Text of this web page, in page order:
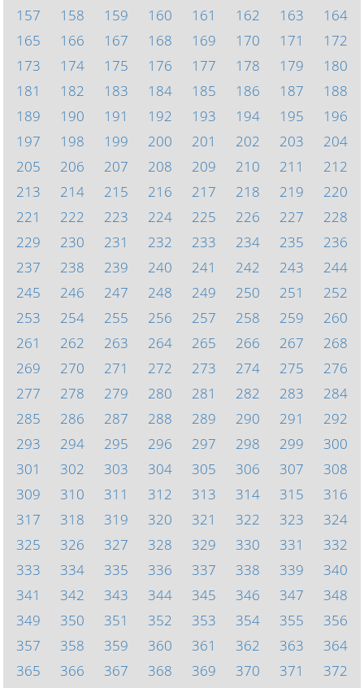
157
158 159 160 161 162 163
164
165
166 167 168 169 170 171
172
173
174 175 176 177 178 179
180
181
182 183 184 185 186 187
188
189
190 191 192 193 194 195
196
197
198 199 200 201 202 203
204
205
206 207 208 209 210 211
212
213
214 215 216 217 218 219
220
221
222 223 224 225 226 227
228
229
230 231 232 233 234 235
236
237
238 239 240 241 242 243
244
245
246 247 248 249 250 251
252
253
254 255 256 257 258 259
260
261
262 263 264 265 266 267
268
269
270 271 272 273 274 275
276
277
278 279 280 281 282 283
284
285
286 287 288 289 290 291
292
293
294 295 296 297 298 299
300
301
302 303 304 305 306 307
308
309
310 311 312 313 314 315
316
317
318 319 320 321 322 323
324
325
326 327 328 329 330 331
332
333
334 335 336 337 338 339
340
341
342 343 344 345 346 347
348
349
350 351 352 353 354 355
356
357
358 359 360 361 362 363
364
365
366 367 368 369 370 371
372